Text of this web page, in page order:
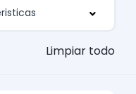
Limpiar todo